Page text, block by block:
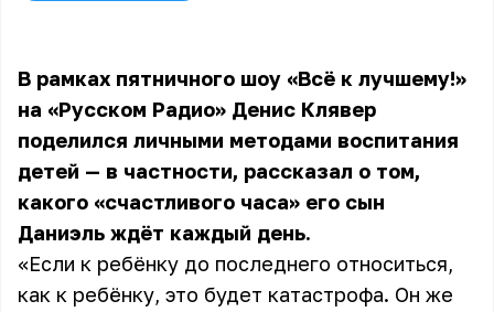
В рамках пятничного шоу «Всё к лучшему!»
на «Русском Радио» Денис Клявер
поделился личными методами воспитания
детей — в частности, рассказал о том,
какого «счастливого часа» его сын
Даниэль ждёт каждый день.
«Если к ребёнку до последнего относиться,
как к ребёнку, это будет катастрофа. Он же